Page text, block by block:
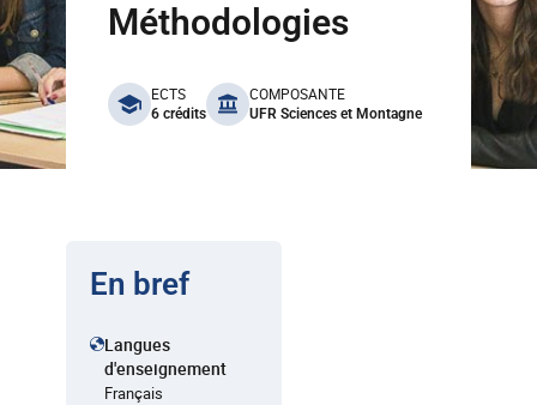
Méthodologies
benefits
ECTS
6 crédits
COMPOSANTE
UFR Sciences et Montagne
En bref
Langues
d'enseignement
Français